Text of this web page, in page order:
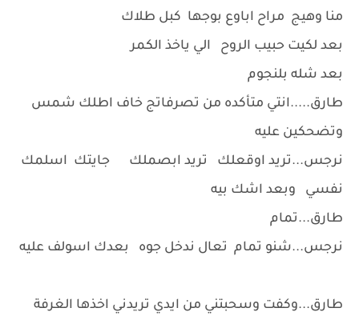
منا وهيج مراح اباوع بوجها كبل طلاك
بعد لكيت حبيب الروح الي ياخذ الكمر
بعد شله بلنجوم
طارق.....انتي متأكده من تصرفاتج خاف اطلك شمس
وتضحكين عليه
نرجس...تريد اوقعلك تريد ابصملك جايتك اسلمك
نفسي وبعد اشك بيه
طارق...تمام
نرجس...شنو تمام تعال ندخل جوه بعدك اسولف عليه
طارق...وكفت وسحبتني من ايدي تريدني اخذها الغرفة